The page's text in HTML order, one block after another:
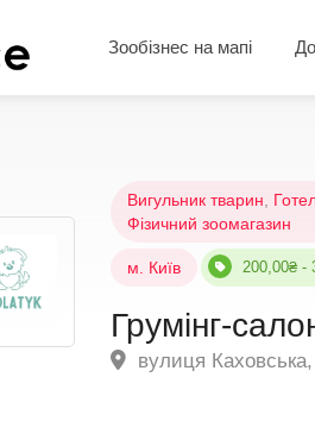
Зообізнес на мапі
Вигульник тварин
Фізичний зоомагазин
м. Київ 200,00₴ -
Грумінг-
вулиця